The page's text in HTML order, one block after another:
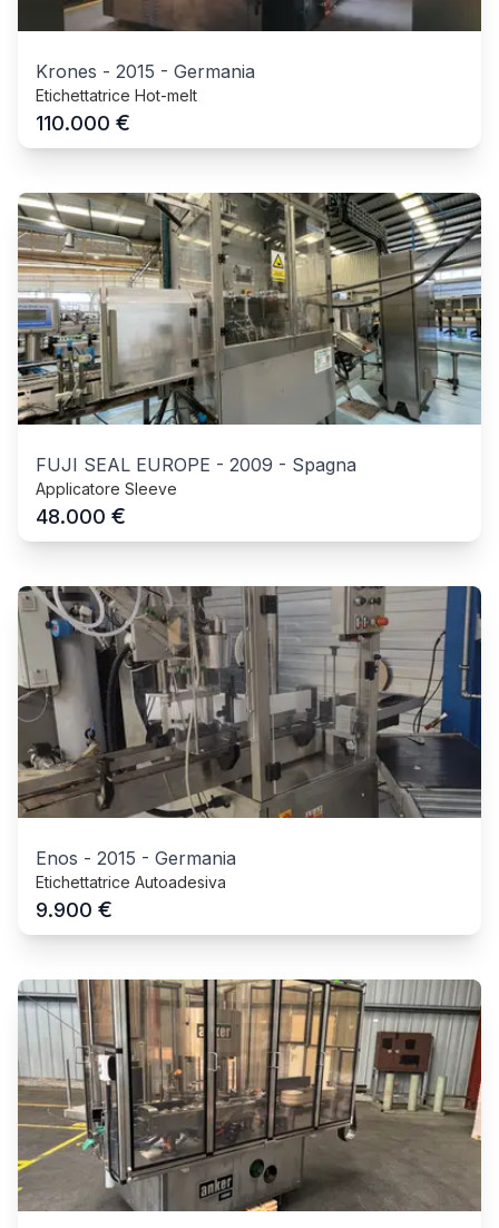
Krones - 2015 - Germania
Etichettatrice Hot-melt
110.000 €
FUJI SEAL EUROPE - 2009 - Spagna
Applicatore Sleeve
48.000 €
Enos - 2015 - Germania
Etichettatrice Autoadesiva
9.900 €